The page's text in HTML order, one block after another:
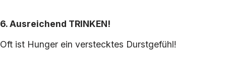
6. Ausreichend TRINKEN!
Oft ist Hunger ein verstecktes Durstgefühl!